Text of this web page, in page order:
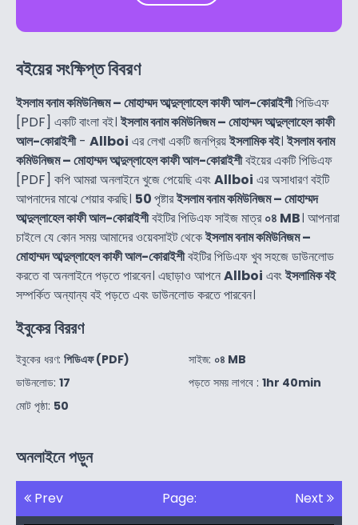
বইয়ের সংক্ষিপ্ত বিবরণ
ইসলাম বনাম কমিউনিজম – মোহাম্মদ আব্দুল্লাহেল কাফী আল-কোরাইশীপিডিএফ
[PDF] একটি বাংলা বই। ইসলাম বনাম কমিউনিজম – মোহাম্মদ আব্দুল্লাহেল কাফী
আল-কোরাইশী- Allboi এর লেখা একটি জনপ্রিয়ইসলামিক বই। ইসলাম বনাম
কমিউনিজম – মোহাম্মদ আব্দুল্লাহেল কাফী আল-কোরাইশীবইয়ের একটি পিডিএফ
[PDF] কপি আমরা অনলাইনে খুজে পেয়েছি এবংAllboi এর অসাধারণ বইটি
আপনাদের মাঝে শেয়ার করছি। 50পৃষ্টারইসলাম বনাম কমিউনিজম – মোহাম্মদ
আব্দুল্লাহেল কাফী আল-কোরাইশীবইটির পিডিএফ সাইজ মাত্র০৪ MB। আপনারা
চাইলে যে কোন সময় আমাদের ওয়েবসাইট থেকেইসলাম বনাম কমিউনিজম –
মোহাম্মদ আব্দুল্লাহেল কাফী আল-কোরাইশীবইটির পিডিএফ খুব সহজে ডাউনলোড
করতে বা অনলাইনে পড়তে পারবেন। এছাড়াও আপনেAllboi এবংইসলামিক বই
সম্পর্কিত অন্যান্য বই পড়তে এবং ডাউনলোড করতে পারবেন।
ইবুকের বিররণ
ইবুকের ধরণ: পিডিএফ (PDF)
ডাউনলোড: 17
মোট পৃষ্ঠা: 50
সাইজ: ০৪ MB
পড়তে সময় লাগবে : 1hr 40min
অনলাইনে পড়ুন
Prev Page: Next